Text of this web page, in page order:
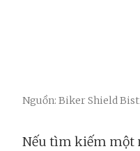
Nguồn: Biker Shield
Nếu tìm kiếm một